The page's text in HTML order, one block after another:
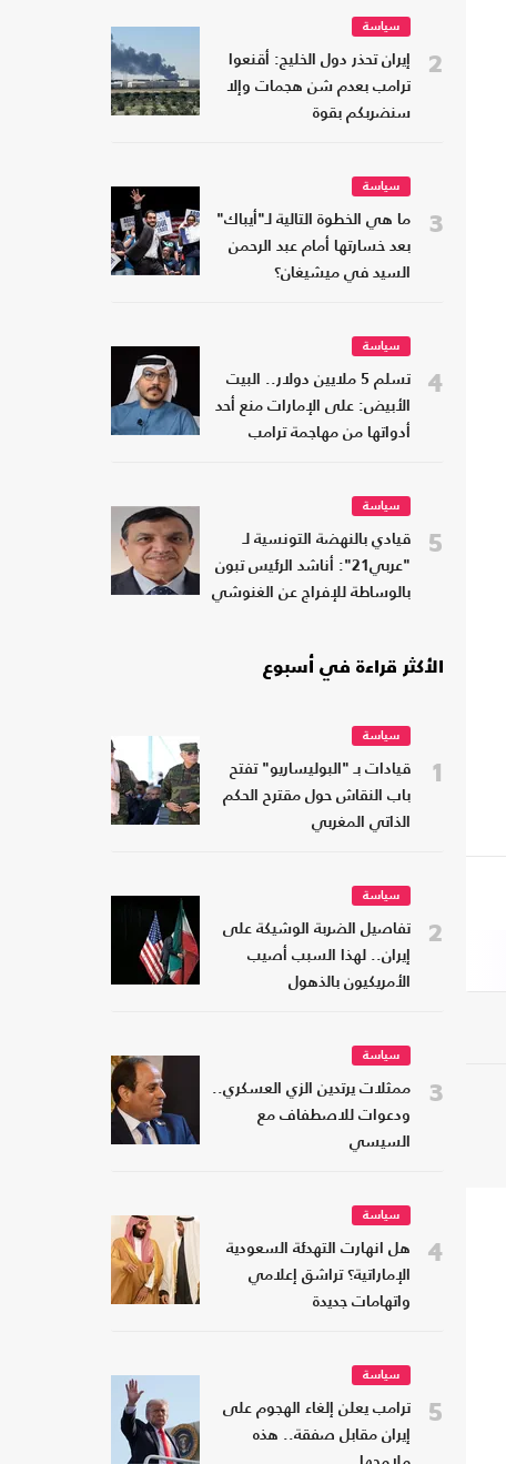
2
سياسة
إيران تحذر دول الخليج: أقنعوا
ترامب بعدم شن هجمات وإلا
سنضربكم بقوة
3
سياسة
ما هي الخطوة التالية لـ"أيباك"
بعد خسارتها أمام عبد الرحمن
السيد في ميشيغان؟
4
سياسة
تسلم 5 ملايين دولار.. البيت
الأبيض: على الإمارات منع أحد
أدواتها من مهاجمة ترامب
5
سياسة
قيادي بالنهضة التونسية لـ
"عربي21": أناشد الرئيس تبون
بالوساطة للإفراج عن الغنوشي
الأكثر قراءة في أسبوع
1
سياسة
قيادات بـ "البوليساريو" تفتح
باب النقاش حول مقترح الحكم
الذاتي المغربي
2
سياسة
تفاصيل الضربة الوشيكة على
إيران.. لهذا السبب أصيب
الأمريكيون بالذهول
3
سياسة
ممثلات يرتدين الزي العسكري..
ودعوات للاصطفاف مع
السيسي
4
سياسة
هل انهارت التهدئة السعودية
الإماراتية؟ تراشق إعلامي
واتهامات جديدة
5
سياسة
ترامب يعلن إلغاء الهجوم على
إيران مقابل صفقة.. هذه